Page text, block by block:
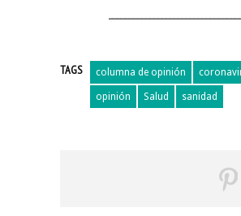
TAGS columna de opinión
opinión Salud sanidad